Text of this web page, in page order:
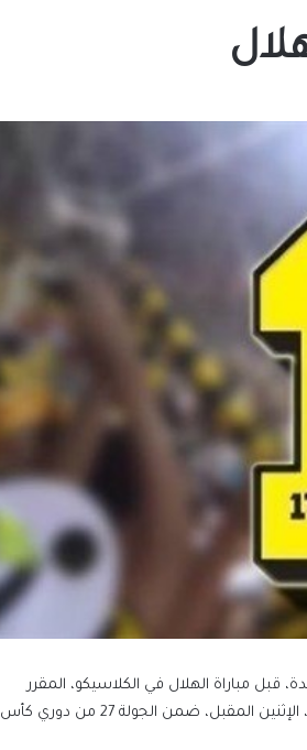
قبل مباراة الهلال في الكلاسيكو، المقرر
إقامته على ملعب مدينة الملك عبد الله الرياضية في جدة، الإثنين المقبل، ضمن الجولة 27 من دوري كأس